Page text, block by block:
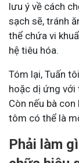
lưu ý về cách
sạch sẽ, tránh
thể chứa vi
hệ tiêu hóa.
Tóm lại, Tuấn
hoặc dị ứng với
Còn nếu bà
tôm có thể là
Phải làm